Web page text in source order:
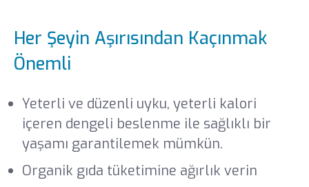
Her Şeyin Aşırısından Kaçınmak
Önemli
Yeterli ve düzenli uyku, yeterli kalori
içeren dengeli beslenme ile sağlıklı bir
yaşamı garantilemek mümkün.
Organik gıda tüketimine ağırlık verin